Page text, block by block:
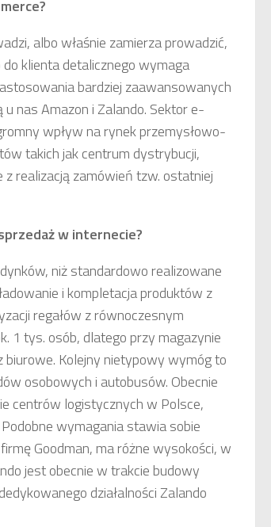
albo właśnie zamierza prowadzić,
klienta detalicznego wymaga
bardziej zaawansowanych
nas Amazon i Zalando. Sektor e-
wpływ na rynek przemysłowo-
takich jak centrum dystrybucji,
realizacją zamówień tzw. ostatniej
w internecie?
niż standardowo realizowane
i kompletacja produktów z
regałów z równoczesnym
1 tys. osób, dlatego przy magazynie
biurowe. Kolejny nietypowy wymóg to
osobowych i autobusów. Obecnie
centrów logistycznych w Polsce,
wymagania stawia sobie
Goodman, ma różne wysokości, w
jest obecnie w trakcie budowy
działalności Zalando